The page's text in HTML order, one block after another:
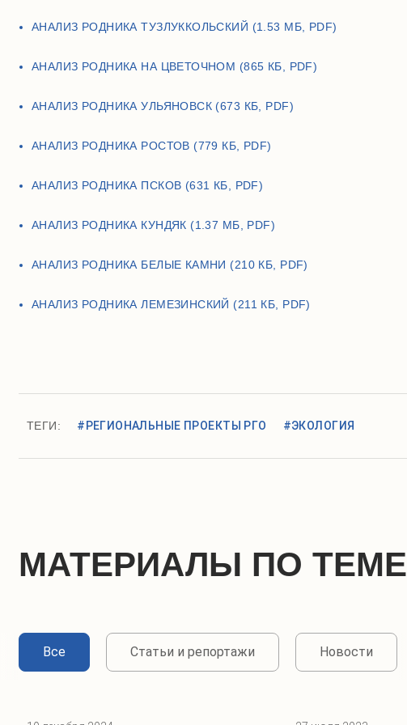
АНАЛИЗ РОДНИКА ТУЗЛУККОЛЬСКИЙ (1.53 МБ, PDF)
АНАЛИЗ РОДНИКА НА ЦВЕТОЧНОМ (865 КБ, PDF)
АНАЛИЗ РОДНИКА УЛЬЯНОВСК (673 КБ, PDF)
АНАЛИЗ РОДНИКА РОСТОВ (779 КБ, PDF)
АНАЛИЗ РОДНИКА ПСКОВ (631 КБ, PDF)
АНАЛИЗ РОДНИКА КУНДЯК (1.37 МБ, PDF)
АНАЛИЗ РОДНИКА БЕЛЫЕ КАМНИ (210 КБ, PDF)
АНАЛИЗ РОДНИКА ЛЕМЕЗИНСКИЙ (211 КБ, PDF)
ТЕГИ: #РЕГИОНАЛЬНЫЕ ПРОЕКТЫ РГО #ЭКОЛОГИЯ
МАТЕРИАЛЫ ПО ТЕМЕ
Все Статьи и репортажи Новости